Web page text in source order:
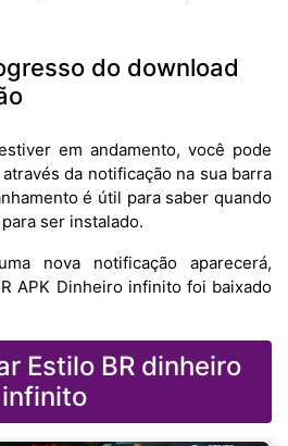
do download
em andamento, você pode
da notificação na sua barra
é útil para saber quando
ser instalado.
nova notificação aparecerá,
APK Dinheiro infinito foi baixado
Estilo BR dinheiro
infinito